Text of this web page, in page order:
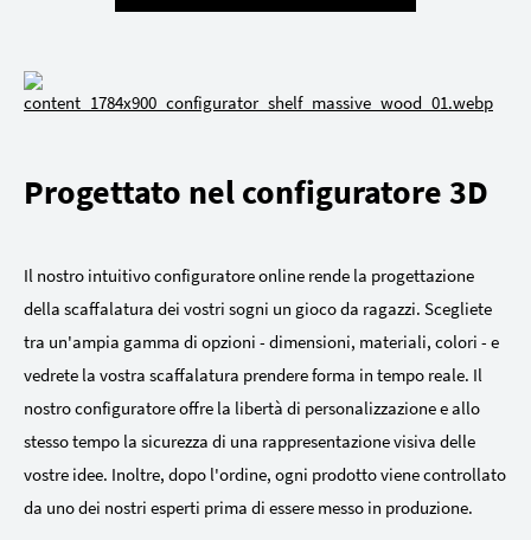
Progettato nel configuratore 3D
Il nostro intuitivo configuratore online rende la progettazione
della scaffalatura dei vostri sogni un gioco da ragazzi. Scegliete
tra un'ampia gamma di opzioni - dimensioni, materiali, colori - e
vedrete la vostra scaffalatura prendere forma in tempo reale. Il
nostro configuratore offre la libertà di personalizzazione e allo
stesso tempo la sicurezza di una rappresentazione visiva delle
vostre idee. Inoltre, dopo l'ordine, ogni prodotto viene controllato
da uno dei nostri esperti prima di essere messo in produzione.